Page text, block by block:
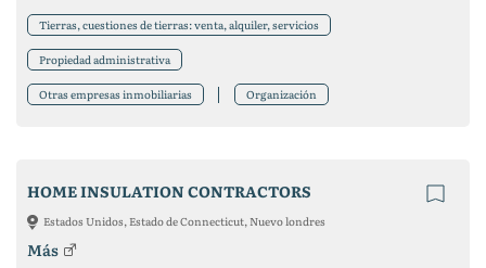
Tierras, cuestiones de tierras: venta, alquiler, servicios
Propiedad administrativa
Otras empresas inmobiliarias Organización
HOME INSULATION CONTRACTORS
Estados Unidos, Estado de Connecticut, Nuevo londres
Más